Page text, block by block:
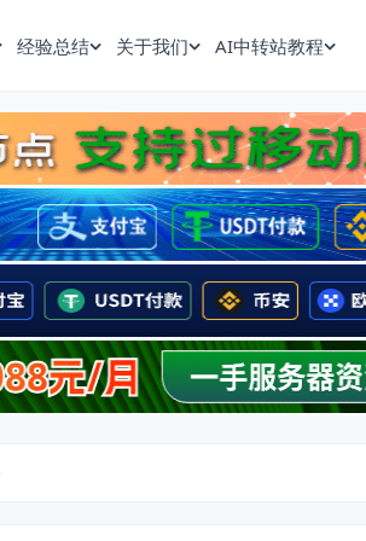
经验总结 关于我们 AI中转站教程